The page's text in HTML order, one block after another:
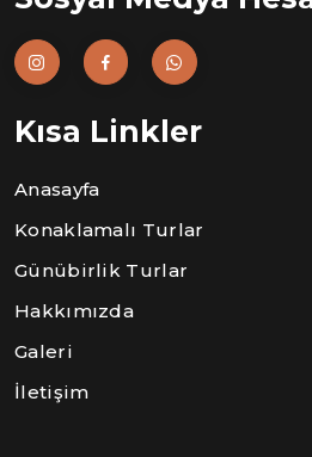
Kısa Linkler
Anasayfa
Konaklamalı Turlar
Günübirlik Turlar
Hakkımızda
Galeri
İletişim